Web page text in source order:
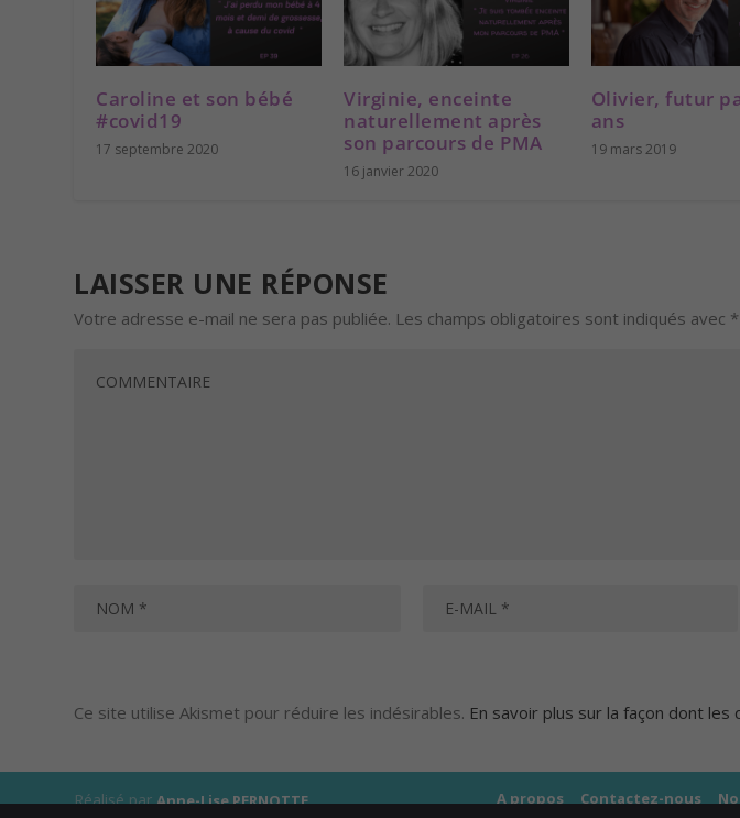
Caroline et son bébé
#covid19
17 septembre 2020
Virginie, enceinte
naturellement après
son parcours de PMA
16 janvier 2020
Olivier, futur
ans
19 mars 2019
LAISSER UNE RÉPONSE
Votre adresse e-mail ne sera pas publiée. Les champs obligatoires sont indiqués avec *
Ce site utilise Akismet pour réduire les indésirables. En savoir plus sur la façon dont
Réalisé parAnne-Lise PERNOTTE A propos Contactez-nous